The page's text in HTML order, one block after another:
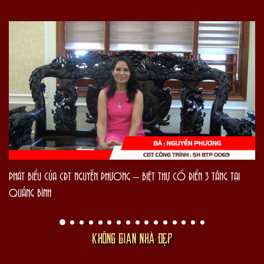
PHÁT BIỂU CỦA CĐT NGUYỄN PHƯƠNG – BIỆT THỰ CỔ ĐIỂN 3 TẦNG TẠI
QUẢNG BÌNH
KHÔNG GIAN NHÀ ĐẸP